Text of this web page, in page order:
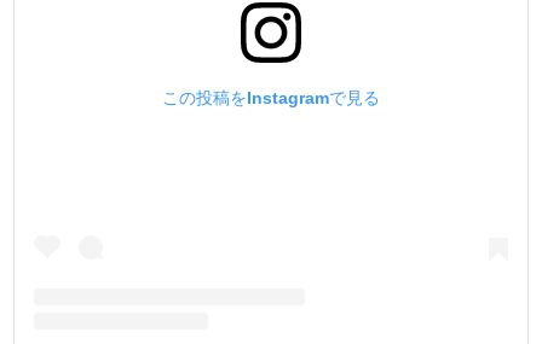
この投稿をInstagramで見る